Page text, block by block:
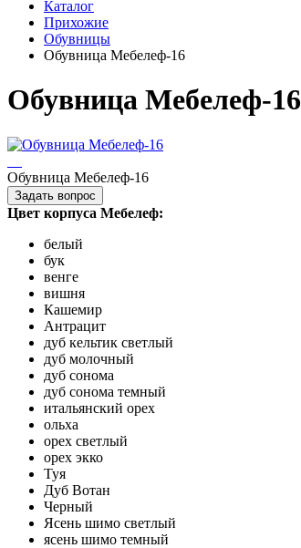
Каталог
Прихожие
Обувницы
Обувница Мебелеф-16
Обувница Мебелеф-16
Обувница Мебелеф-16
Задать вопрос
Цвет корпуса Мебелеф:
белый
бук
венге
вишня
Кашемир
Антрацит
дуб кельтик светлый
дуб молочный
дуб сонома
дуб сонома темный
итальянский орех
ольха
орех светлый
орех экко
Туя
Дуб Вотан
Черный
Ясень шимо светлый
ясень шимо темный